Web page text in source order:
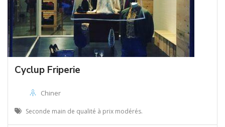
Cyclup Friperie
Chiner
Seconde main de qualité à prix modérés.